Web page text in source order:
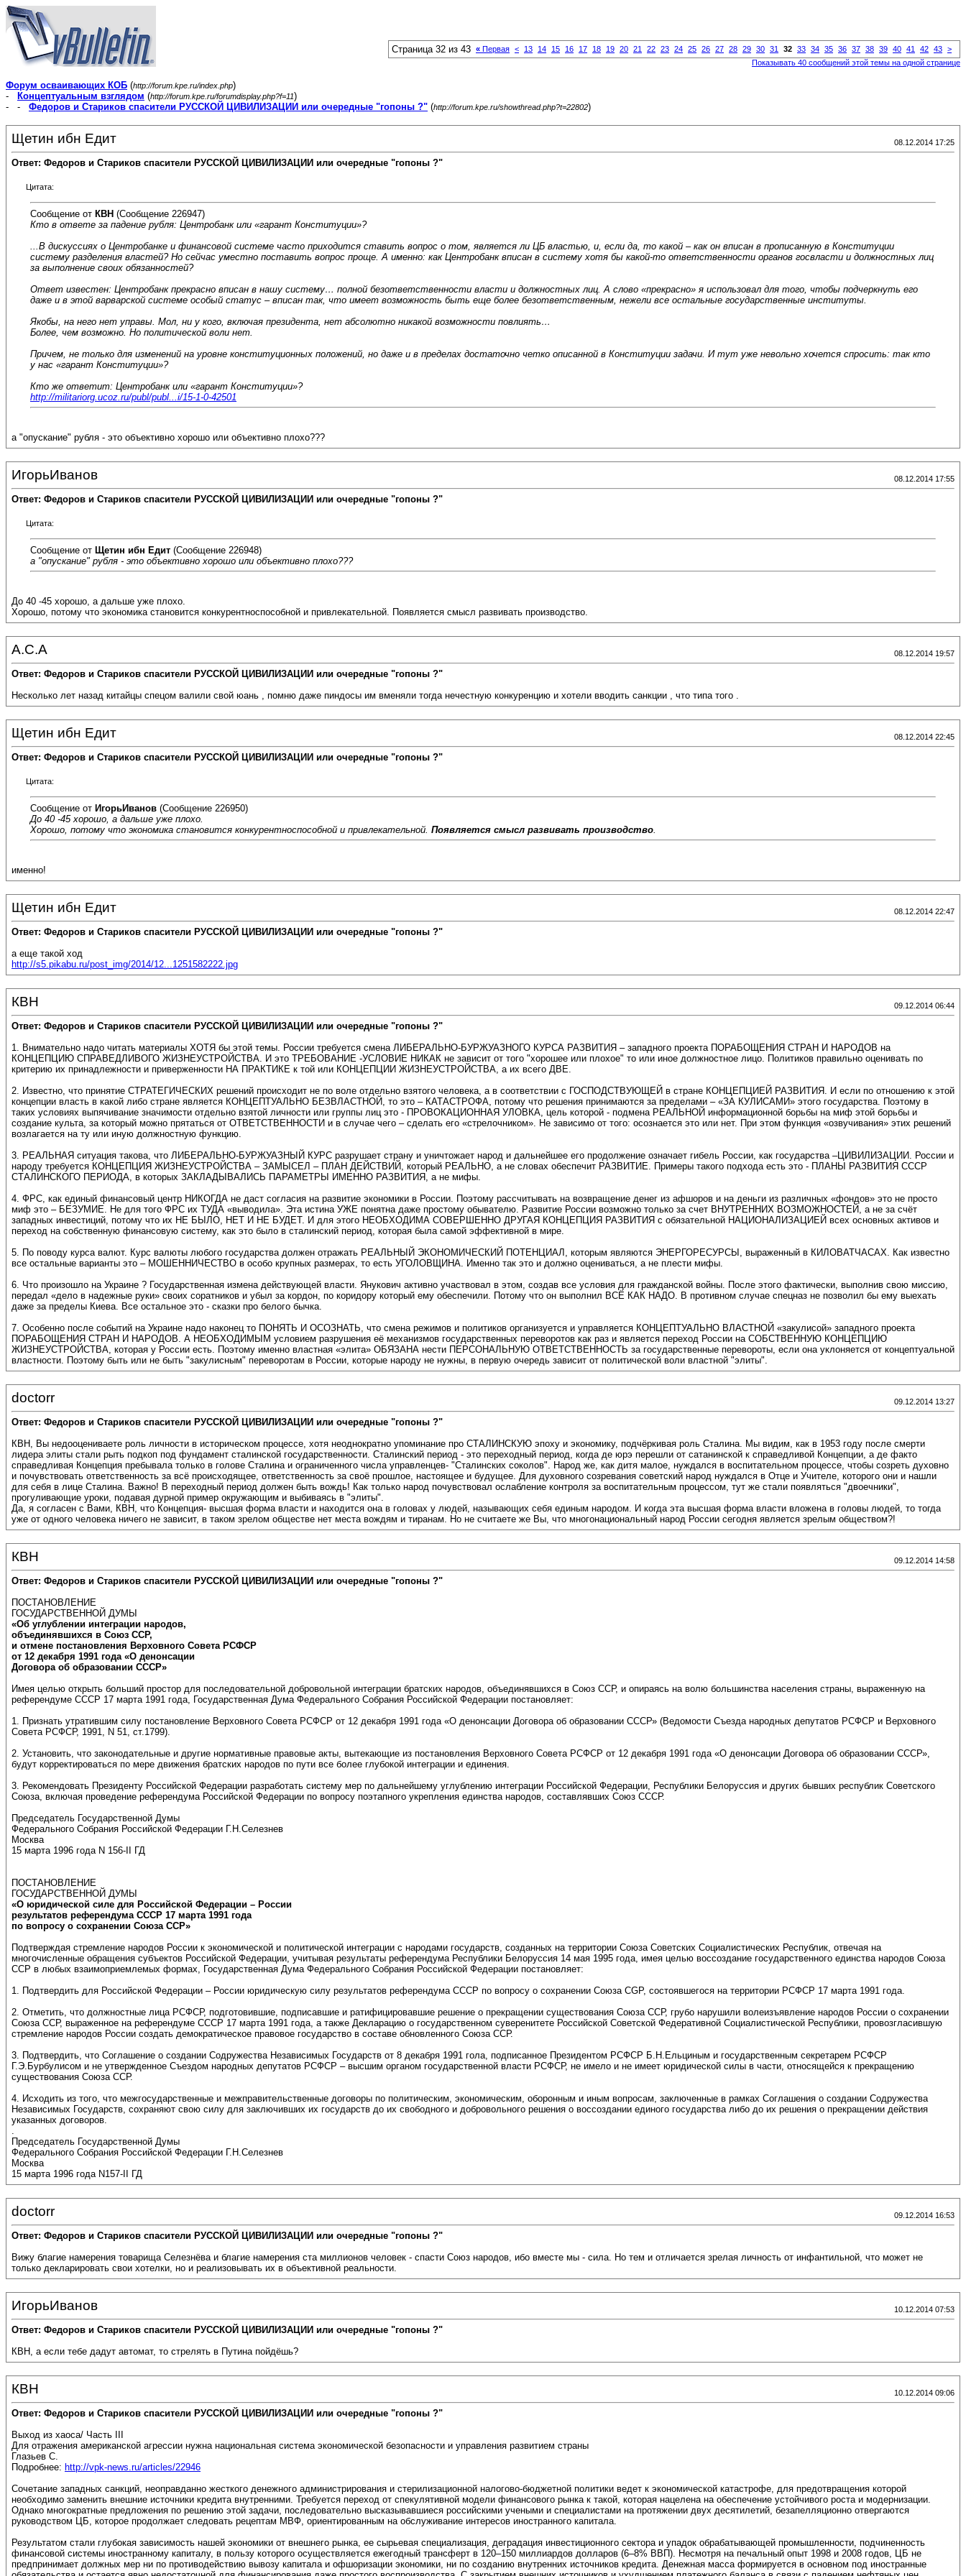
Страница 32 из 43 « Первая < 13 14 15 16 17 18 19 20 21 22 23 24 25 26 27 28 29 30 31 32 33 34 35 36 37 38 39 40 41 42 43 >
Показывать 40 сообщений этой темы на одной странице
Форум осваивающих КОБ (http://forum.kpe.ru/index.php)
-
Концептуальным взглядом (http://forum.kpe.ru/forumdisplay.php?f=11)
- - Федоров и Стариков спасители РУССКОЙ ЦИВИЛИЗАЦИИ или очередные "гопоны ?" (http://forum.kpe.ru/showthread.php?t=22802)
Щетин ибн Едит 08.12.2014 17:25
Ответ: Федоров и Стариков спасители РУССКОЙ ЦИВИЛИЗАЦИИ или очередные "гопоны ?"
Цитата:
Сообщение от КВН (Сообщение 226947)
Кто в ответе за падение рубля: Центробанк или «гарант Конституции»?
...В дискуссиях о Центробанке и финансовой системе часто приходится ставить вопрос о том, является ли ЦБ властью, и, если да, то какой – как он вписан в прописанную в Конституции
систему разделения властей? Но сейчас уместно поставить вопрос проще. А именно: как Центробанк вписан в систему хотя бы какой-то ответственности органов госвласти и должностных лиц
за выполнение своих обязанностей?
Ответ известен: Центробанк прекрасно вписан в нашу систему… полной безответственности власти и должностных лиц. А слово «прекрасно» я использовал для того, чтобы подчеркнуть его
даже и в этой варварской системе особый статус – вписан так, что имеет возможность быть еще более безответственным, нежели все остальные государственные институты.
Якобы, на него нет управы. Мол, ни у кого, включая президента, нет абсолютно никакой возможности повлиять…
Более, чем возможно. Но политической воли нет.
Причем, не только для изменений на уровне конституционных положений, но даже и в пределах достаточно четко описанной в Конституции задачи. И тут уже невольно хочется спросить: так кто
у нас «гарант Конституции»?
Кто же ответит: Центробанк или «гарант Конституции»?
http://militariorg.ucoz.ru/publ/publ...i/15-1-0-42501
а "опускание" рубля - это объективно хорошо или объективно плохо???
ИгорьИванов 08.12.2014 17:55
Ответ: Федоров и Стариков спасители РУССКОЙ ЦИВИЛИЗАЦИИ или очередные "гопоны ?"
Цитата:
Сообщение от Щетин ибн Едит (Сообщение 226948)
а "опускание" рубля - это объективно хорошо или объективно плохо???
До 40 -45 хорошо, а дальше уже плохо.
Хорошо, потому что экономика становится конкурентноспособной и привлекательной. Появляется смысл развивать производство.
А.С.А 08.12.2014 19:57
Ответ: Федоров и Стариков спасители РУССКОЙ ЦИВИЛИЗАЦИИ или очередные "гопоны ?"
Несколько лет назад китайцы спецом валили свой юань , помню даже пиндосы им вменяли тогда нечестную конкуренцию и хотели вводить санкции , что типа того .
Щетин ибн Едит 08.12.2014 22:45
Ответ: Федоров и Стариков спасители РУССКОЙ ЦИВИЛИЗАЦИИ или очередные "гопоны ?"
Цитата:
Сообщение от ИгорьИванов (Сообщение 226950)
До 40 -45 хорошо, а дальше уже плохо.
Хорошо, потому что экономика становится конкурентноспособной и привлекательной. Появляется смысл развивать производство
именно!
Щетин ибн Едит 08.12.2014 22:47
Ответ: Федоров и Стариков спасители РУССКОЙ ЦИВИЛИЗАЦИИ или очередные "гопоны ?"
а еще такой ход
http://s5.pikabu.ru/post_img/2014/12...1251582222.jpg
КВН 09.12.2014 06:44
Ответ: Федоров и Стариков спасители РУССКОЙ ЦИВИЛИЗАЦИИ или очередные "гопоны ?"
1. Внимательно надо читать материалы ХОТЯ бы этой темы. России требуется смена ЛИБЕРАЛЬНО-БУРЖУАЗНОГО КУРСА РАЗВИТИЯ – западного проекта ПОРАБОЩЕНИЯ СТРАН И НАРОДОВ на
КОНЦЕПЦИЮ СПРАВЕДЛИВОГО ЖИЗНЕУСТРОЙСТВА. И это ТРЕБОВАНИЕ -УСЛОВИЕ НИКАК не зависит от того "хорошее или плохое" то или иное должностное лицо. Политиков правильно оценивать по
критерию их принадлежности и приверженности НА ПРАКТИКЕ к той или КОНЦЕПЦИИ ЖИЗНЕУСТРОЙСТВА, а их всего ДВЕ.
2. Известно, что принятие СТРАТЕГИЧЕСКИХ решений происходит не по воле отдельно взятого человека, а в соответствии с ГОСПОДСТВУЮЩЕЙ в стране КОНЦЕПЦИЕЙ РАЗВИТИЯ. И если по отношению к этой
концепции власть в какой либо стране является КОНЦЕПТУАЛЬНО БЕЗВЛАСТНОЙ, то это – КАТАСТРОФА, потому что решения принимаются за пределами – «ЗА КУЛИСАМИ» этого государства. Поэтому в
таких условиях выпячивание значимости отдельно взятой личности или группы лиц это - ПРОВОКАЦИОННАЯ УЛОВКА, цель которой - подмена РЕАЛЬНОЙ информационной борьбы на миф этой борьбы и
создание культа, за который можно прятаться от ОТВЕТСТВЕННОСТИ и в случае чего – сделать его «стрелочником». Не зависимо от того: осознается это или нет. При этом функция «озвучивания» этих решений
возлагается на ту или иную должностную функцию.
3. РЕАЛЬНАЯ ситуация такова, что ЛИБЕРАЛЬНО-БУРЖУАЗНЫЙ КУРС разрушает страну и уничтожает народ и дальнейшее его продолжение означает гибель России, как государства –ЦИВИЛИЗАЦИИ. России и
народу требуется КОНЦЕПЦИЯ ЖИЗНЕУСТРОЙСТВА – ЗАМЫСЕЛ – ПЛАН ДЕЙСТВИЙ, который РЕАЛЬНО, а не словах обеспечит РАЗВИТИЕ. Примеры такого подхода есть это - ПЛАНЫ РАЗВИТИЯ СССР
СТАЛИНСКОГО ПЕРИОДА, в которых ЗАКЛАДЫВАЛИСЬ ПАРАМЕТРЫ ИМЕННО РАЗВИТИЯ, а не мифы.
4. ФРС, как единый финансовый центр НИКОГДА не даст согласия на развитие экономики в России. Поэтому рассчитывать на возвращение денег из афшоров и на деньги из различных «фондов» это не просто
миф это – БЕЗУМИЕ. Не для того ФРС их ТУДА «выводила». Эта истина УЖЕ понятна даже простому обывателю. Развитие России возможно только за счет ВНУТРЕННИХ ВОЗМОЖНОСТЕЙ, а не за счёт
западных инвестиций, потому что их НЕ БЫЛО, НЕТ И НЕ БУДЕТ. И для этого НЕОБХОДИМА СОВЕРШЕННО ДРУГАЯ КОНЦЕПЦИЯ РАЗВИТИЯ с обязательной НАЦИОНАЛИЗАЦИЕЙ всех основных активов и
переход на собственную финансовую систему, как это было в сталинский период, которая была самой эффективной в мире.
5. По поводу курса валют. Курс валюты любого государства должен отражать РЕАЛЬНЫЙ ЭКОНОМИЧЕСКИЙ ПОТЕНЦИАЛ, которым являются ЭНЕРГОРЕСУРСЫ, выраженный в КИЛОВАТЧАСАХ. Как известно
все остальные варианты это – МОШЕННИЧЕСТВО в особо крупных размерах, то есть УГОЛОВЩИНА. Именно так это и должно оцениваться, а не плести мифы.
6. Что произошло на Украине ? Государственная измена действующей власти. Янукович активно участвовал в этом, создав все условия для гражданской войны. После этого фактически, выполнив свою миссию,
передал «дело в надежные руки» своих соратников и убыл за кордон, по коридору который ему обеспечили. Потому что он выполнил ВСЁ КАК НАДО. В противном случае спецназ не позволил бы ему выехать
даже за пределы Киева. Все остальное это - сказки про белого бычка.
7. Особенно после событий на Украине надо наконец то ПОНЯТЬ И ОСОЗНАТЬ, что смена режимов и политиков организуется и управляется КОНЦЕПТУАЛЬНО ВЛАСТНОЙ «закулисой» западного проекта
ПОРАБОЩЕНИЯ СТРАН И НАРОДОВ. А НЕОБХОДИМЫМ условием разрушения её механизмов государственных переворотов как раз и является переход России на СОБСТВЕННУЮ КОНЦЕПЦИЮ
ЖИЗНЕУСТРОЙСТВА, которая у России есть. Поэтому именно властная «элита» ОБЯЗАНА нести ПЕРСОНАЛЬНУЮ ОТВЕТСТВЕННОСТЬ за государственные перевороты, если она уклоняется от концептуальной
властности. Поэтому быть или не быть "закулисным" переворотам в России, которые народу не нужны, в первую очередь зависит от политической воли властной "элиты".
doctorr 09.12.2014 13:27
Ответ: Федоров и Стариков спасители РУССКОЙ ЦИВИЛИЗАЦИИ или очередные "гопоны ?"
КВН, Вы недооцениваете роль личности в историческом процессе, хотя неоднократно упоминание про СТАЛИНСКУЮ эпоху и экономику, подчёркивая роль Сталина. Мы видим, как в 1953 году после смерти
лидера элиты стали рыть подкоп под фундамент сталинской государственности. Сталинский период - это переходный период, когда де юрэ перешли от сатанинской к справедливой Концепции, а де факто
справедливая Концепция пребывала только в голове Сталина и ограниченного числа управленцев- "Сталинских соколов". Народ же, как дитя малое, нуждался в воспитательном процессе, чтобы созреть духовно
и почувствовать ответственность за всё происходящее, ответственность за своё прошлое, настоящее и будущее. Для духовного созревания советский народ нуждался в Отце и Учителе, которого они и нашли
для себя в лице Сталина. Важно! В переходный период должен быть вождь! Как только народ почувствовал ослабление контроля за воспитательным процессом, тут же стали появляться "двоечники",
прогуливающие уроки, подавая дурной пример окружающим и выбиваясь в "элиты".
Да, я согласен с Вами, КВН, что Концепция- высшая форма власти и находится она в головах у людей, называющих себя единым народом. И когда эта высшая форма власти вложена в головы людей, то тогда
уже от одного человека ничего не зависит, в таком зрелом обществе нет места вождям и тиранам. Но не считаете же Вы, что многонациональный народ России сегодня является зрелым обществом?!
КВН 09.12.2014 14:58
Ответ: Федоров и Стариков спасители РУССКОЙ ЦИВИЛИЗАЦИИ или очередные "гопоны ?"
ПОСТАНОВЛЕНИЕ
ГОСУДАРСТВЕННОЙ ДУМЫ
«Об углублении интеграции народов,
объединявшихся в Союз ССР,
и отмене постановления Верховного Совета РСФСР
от 12 декабря 1991 года «О денонсации
Договора об образовании СССР»
Имея целью открыть больший простор для последовательной добровольной интеграции братских народов, объединявшихся в Союз ССР, и опираясь на волю большинства населения страны, выраженную на
референдуме СССР 17 марта 1991 года, Государственная Дума Федерального Собрания Российской Федерации постановляет:
1. Признать утратившим силу постановление Верховного Совета РСФСР от 12 декабря 1991 года «О денонсации Договора об образовании СССР» (Ведомости Съезда народных депутатов РСФСР и Верховного
Совета РСФСР, 1991, N 51, ст.1799).
2. Установить, что законодательные и другие нормативные правовые акты, вытекающие из постановления Верховного Совета РСФСР от 12 декабря 1991 года «О денонсации Договора об образовании СССР»,
будут корректироваться по мере движения братских народов по пути все более глубокой интеграции и единения.
3. Рекомендовать Президенту Российской Федерации разработать систему мер по дальнейшему углублению интеграции Российской Федерации, Республики Белоруссия и других бывших республик Советского
Союза, включая проведение референдума Российской Федерации по вопросу поэтапного укрепления единства народов, составлявших Союз СССР.
Председатель Государственной Думы
Федерального Собрания Российской Федерации Г.Н.Селезнев
Москва
15 марта 1996 года N 156-II ГД
ПОСТАНОВЛЕНИЕ
ГОСУДАРСТВЕННОЙ ДУМЫ
«О юридической силе для Российской Федерации – России
результатов референдума СССР 17 марта 1991 года
по вопросу о сохранении Союза ССР»
Подтверждая стремление народов России к экономической и политической интеграции с народами государств, созданных на территории Союза Советских Социалистических Республик, отвечая на
многочисленные обращения субъектов Российской Федерации, учитывая результаты референдума Республики Белоруссия 14 мая 1995 года, имея целью воссоздание государственного единства народов Союза
ССР в любых взаимоприемлемых формах, Государственная Дума Федерального Собрания Российской Федерации постановляет:
1. Подтвердить для Российской Федерации – России юридическую силу результатов референдума СССР по вопросу о сохранении Союза CGP, состоявшегося на территории РСФСР 17 марта 1991 года.
2. Отметить, что должностные лица РСФСР, подготовившие, подписавшие и ратифицировавшие решение о прекращении существования Союза ССР, грубо нарушили волеизъявление народов России о сохранении
Союза ССР, выраженное на референдуме СССР 17 марта 1991 года, а также Декларацию о государственном суверенитете Российской Советской Федеративной Социалистической Республики, провозгласившую
стремление народов России создать демократическое правовое государство в составе обновленного Союза ССР.
3. Подтвердить, что Соглашение о создании Содружества Независимых Государств от 8 декабря 1991 гола, подписанное Президентом РСФСР Б.Н.Ельциным и государственным секретарем РСФСР
Г.Э.Бурбулисом и не утвержденное Съездом народных депутатов РСФСР – высшим органом государственной власти РСФСР, не имело и не имеет юридической силы в части, относящейся к прекращению
существования Союза ССР.
4. Исходить из того, что межгосударственные и межправительственные договоры по политическим, экономическим, оборонным и иным вопросам, заключенные в рамках Соглашения о создании Содружества
Независимых Государств, сохраняют свою силу для заключивших их государств до их свободного и добровольного решения о воссоздании единого государства либо до их решения о прекращении действия
указанных договоров.
.
Председатель Государственной Думы
Федерального Собрания Российской Федерации Г.Н.Селезнев
Москва
15 марта 1996 года N157-II ГД
doctorr 09.12.2014 16:53
Ответ: Федоров и Стариков спасители РУССКОЙ ЦИВИЛИЗАЦИИ или очередные "гопоны ?"
Вижу благие намерения товарища Селезнёва и благие намерения ста миллионов человек - спасти Союз народов, ибо вместе мы - сила. Но тем и отличается зрелая личность от инфантильной, что может не
только декларировать свои хотелки, но и реализовывать их в объективной реальности.
ИгорьИванов 10.12.2014 07:53
Ответ: Федоров и Стариков спасители РУССКОЙ ЦИВИЛИЗАЦИИ или очередные "гопоны ?"
КВН, а если тебе дадут автомат, то стрелять в Путина пойдёшь?
КВН 10.12.2014 09:06
Ответ: Федоров и Стариков спасители РУССКОЙ ЦИВИЛИЗАЦИИ или очередные "гопоны ?"
Выход из хаоса/ Часть III
Для отражения американской агрессии нужна национальная система экономической безопасности и управления развитием страны
Глазьев С.
Подробнее: http://vpk-news.ru/articles/22946
Сочетание западных санкций, неоправданно жесткого денежного администрирования и стерилизационной налогово-бюджетной политики ведет к экономической катастрофе, для предотвращения которой
необходимо заменить внешние источники кредита внутренними. Требуется переход от спекулятивной модели финансового рынка к такой, которая нацелена на обеспечение устойчивого роста и модернизации.
Однако многократные предложения по решению этой задачи, последовательно высказывавшиеся российскими учеными и специалистами на протяжении двух десятилетий, безапелляционно отвергаются
руководством ЦБ, которое продолжает следовать рецептам МВФ, ориентированным на обслуживание интересов иностранного капитала.
Результатом стали глубокая зависимость нашей экономики от внешнего рынка, ее сырьевая специализация, деградация инвестиционного сектора и упадок обрабатывающей промышленности, подчиненность
финансовой системы иностранному капиталу, в пользу которого осуществляется ежегодный трансферт в 120–150 миллиардов долларов (6–8% ВВП). Несмотря на печальный опыт 1998 и 2008 годов, ЦБ не
предпринимает должных мер ни по противодействию вывозу капитала и офшоризации экономики, ни по созданию внутренних источников кредита. Денежная масса формируется в основном под иностранные